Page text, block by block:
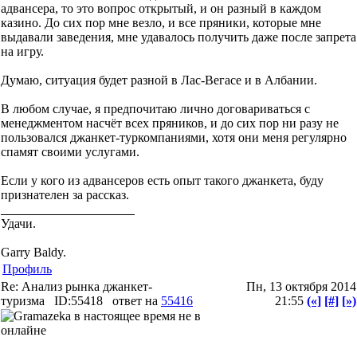
адвансера, то это вопрос открытый, и он разный в каждом
казино. До сих пор мне везло, и все пряники, которые мне
выдавали заведения, мне удавалось получить даже после запрета
на игру.
Думаю, ситуация будет разной в Лас-Вегасе и в Албании.
В любом случае, я предпочитаю лично договариваться с
менеджментом насчёт всех пряников, и до сих пор ни разу не
пользовался джанкет-туркомпаниями, хотя они меня регулярно
спамят своими услугами.
Если у кого из адвансеров есть опыт такого джанкета, буду
признателен за рассказ.
Удачи.
Garry Baldy.
Профиль
Re: Анализ рынка джанкет-
туризма
ID:55418 ответ на 55416
Пн, 13 октября 2014
21:55 («] [#] [»)